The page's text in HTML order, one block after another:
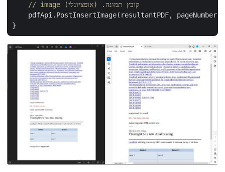
// image קובץ תמונה. (אופציונלי)
pdfApi.PostInsertImage(resultantPDF,